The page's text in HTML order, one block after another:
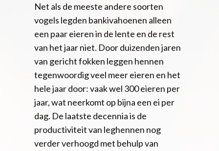
Net als de meeste andere soorten
vogels legden bankivahoenen alleen
een paar eieren in de lente en de rest
van het jaar niet. Door duizenden jaren
van gericht fokken leggen hennen
tegenwoordig veel meer eieren en het
hele jaar door: vaak wel 300 eieren per
jaar, wat neerkomt op bijna een ei per
dag. De laatste decennia is de
productiviteit van leghennen nog
verder verhoogd met behulp van